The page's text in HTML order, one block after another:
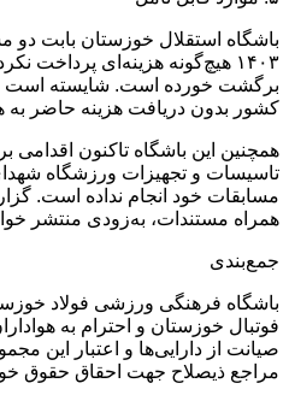
باشگاه استقلال خوزستان بابت دو
۱۴۰۳ هیچ‌گونه هزینه‌ای پرداخت
برگشت خورده است. شایسته است
کشور بدون دریافت هزینه حاضر به
همچنین این باشگاه تاکنون
تاسیسات و تجهیزات ورزشگاه
مسابقات خود انجام نداده است.
همراه مستندات، به‌زودی منتشر
جمع‌بندی
باشگاه فرهنگی ورزشی فولاد
فوتبال خوزستان و احترام به
صیانت از دارایی‌ها و اعتبار این
مراجع ذیصلاح جهت احقاق حقوق خود